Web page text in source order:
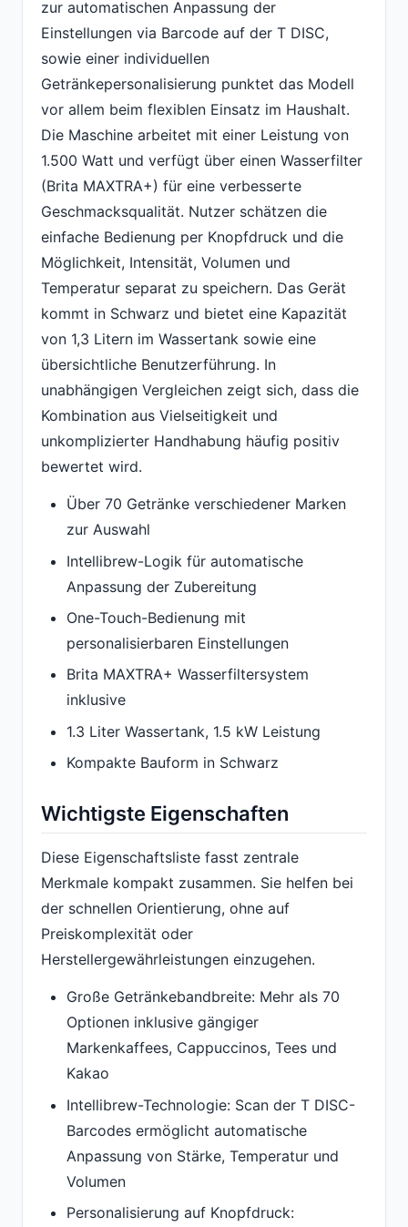
zur automatischen Anpassung der
Einstellungen via Barcode auf der T DISC,
sowie einer individuellen
Getränkepersonalisierung punktet das Modell
vor allem beim flexiblen Einsatz im Haushalt.
Die Maschine arbeitet mit einer Leistung von
1.500 Watt und verfügt über einen Wasserfilter
(Brita MAXTRA+) für eine verbesserte
Geschmacksqualität. Nutzer schätzen die
einfache Bedienung per Knopfdruck und die
Möglichkeit, Intensität, Volumen und
Temperatur separat zu speichern. Das Gerät
kommt in Schwarz und bietet eine Kapazität
von 1,3 Litern im Wassertank sowie eine
übersichtliche Benutzerführung. In
unabhängigen Vergleichen zeigt sich, dass die
Kombination aus Vielseitigkeit und
unkomplizierter Handhabung häufig positiv
bewertet wird.
Über 70 Getränke verschiedener Marken
zur Auswahl
Intellibrew-Logik für automatische
Anpassung der Zubereitung
One-Touch-Bedienung mit
personalisierbaren Einstellungen
Brita MAXTRA+ Wasserfiltersystem
inklusive
1.3 Liter Wassertank, 1.5 kW Leistung
Kompakte Bauform in Schwarz
Wichtigste Eigenschaften
Diese Eigenschaftsliste fasst zentrale
Merkmale kompakt zusammen. Sie helfen bei
der schnellen Orientierung, ohne auf
Preiskomplexität oder
Herstellergewährleistungen einzugehen.
Große Getränkebandbreite: Mehr als 70
Optionen inklusive gängiger
Markenkaffees, Cappuccinos, Tees und
Kakao
Intellibrew-Technologie: Scan der T DISC-
Barcodes ermöglicht automatische
Anpassung von Stärke, Temperatur und
Volumen
Personalisierung auf Knopfdruck: